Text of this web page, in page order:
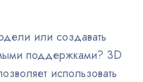
или создавать
поддержками? 3D
использовать